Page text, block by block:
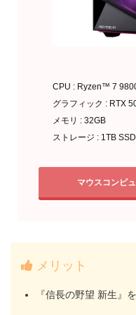
CPU : Ryzen™ 7
グラフィック : RTX
メモリ : 32GB
ストレージ : 1TB SSD
マウスコンピ
メリット
『信長の野望 新生』